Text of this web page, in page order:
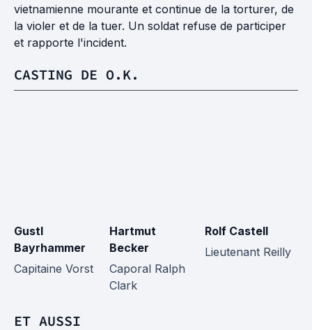
vietnamienne mourante et continue de la torturer, de
la violer et de la tuer. Un soldat refuse de participer
et rapporte l'incident.
CASTING DE O.K.
Gustl
Bayrhammer
Capitaine Vorst
Hartmut
Becker
Caporal Ralph
Clark
Rolf Castell
Lieutenant Reilly
ET AUSSI